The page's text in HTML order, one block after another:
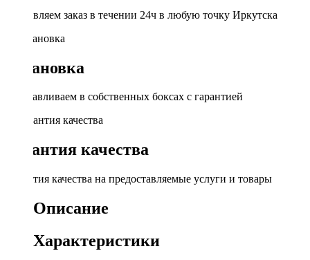
Доставляем заказ в течении 24ч в любую точку Иркутска
Установка
Устанавливаем в собственных боксах с гарантией
Гарантия качества
Гарантия качества на предоставляемые услуги и товары
Описание
Характеристики